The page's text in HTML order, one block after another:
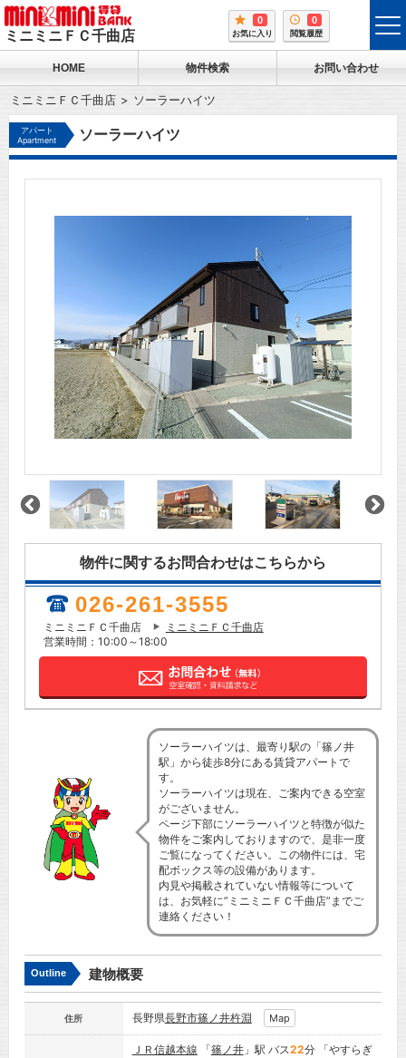
ミニミニＦＣ千曲店
0
お気に入り
0
閲覧履歴
HOME 物件検索 お問い合わせ
ミニミニＦＣ千曲店 ソーラーハイツ
アパート
Apartment
ソーラーハイツ
物件に関するお問合わせはこちらから
026-261-3555
ミニミニＦＣ千曲店
ミニミニＦＣ千曲店
営業時間：10:00～18:00
ソーラーハイツは、最寄り駅の「篠ノ井
駅」から徒歩8分にある賃貸アパートで
す。
ソーラーハイツは現在、ご案内できる空室
がございません。
ページ下部にソーラーハイツと特徴が似た
物件をご案内しておりますので、是非一度
ご覧になってください。この物件には、宅
配ボックス等の設備があります。
内見や掲載されていない情報等について
は、お気軽に”ミニミニＦＣ千曲店”までご
連絡ください！
Outline 建物概要
住所 長野県長野市篠ノ井杵淵 Map
ＪＲ信越本線 「篠ノ井」駅 バス22分 「やすらぎ